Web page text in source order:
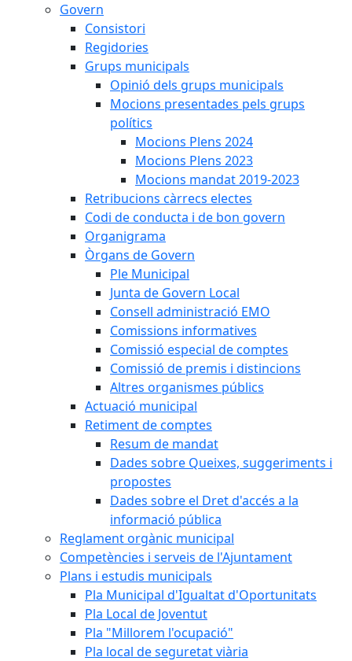
Govern
Consistori
Regidories
Grups municipals
Opinió dels grups municipals
Mocions presentades pels grups
polítics
Mocions Plens 2024
Mocions Plens 2023
Mocions mandat 2019-2023
Retribucions càrrecs electes
Codi de conducta i de bon govern
Organigrama
Òrgans de Govern
Ple Municipal
Junta de Govern Local
Consell administració EMO
Comissions informatives
Comissió especial de comptes
Comissió de premis i distincions
Altres organismes públics
Actuació municipal
Retiment de comptes
Resum de mandat
Dades sobre Queixes, suggeriments i
propostes
Dades sobre el Dret d'accés a la
informació pública
Reglament orgànic municipal
Competències i serveis de l'Ajuntament
Plans i estudis municipals
Pla Municipal d'Igualtat d'Oportunitats
Pla Local de Joventut
Pla "Millorem l'ocupació"
Pla local de seguretat viària